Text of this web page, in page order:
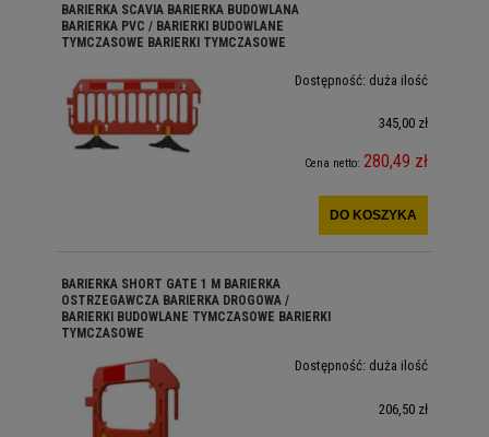
BARIERKA SCAVIA BARIERKA BUDOWLANA
BARIERKA PVC / BARIERKI BUDOWLANE
TYMCZASOWE BARIERKI TYMCZASOWE
Dostępność: duża ilość
345,00 zł
Cena netto: 280,49 zł
DO KOSZYKA
BARIERKA SHORT GATE 1 M BARIERKA
OSTRZEGAWCZA BARIERKA DROGOWA /
BARIERKI BUDOWLANE TYMCZASOWE BARIERKI
TYMCZASOWE
Dostępność: duża ilość
206,50 zł